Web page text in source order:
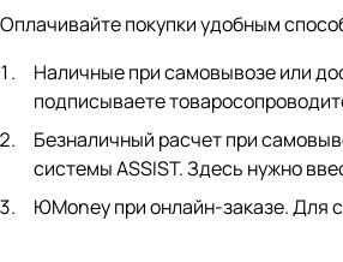
Оплачивайте покупки удобным
Наличные при самовывозе или
подписываете
Безналичный расчет при
системы ASSIST. Здесь нужно
ЮMoney при онлайн-заказе. Для